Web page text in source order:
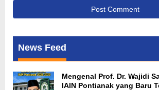
News Feed
Mengenal Prof. Dr. Wajidi
IAIN Pontianak yang Baru